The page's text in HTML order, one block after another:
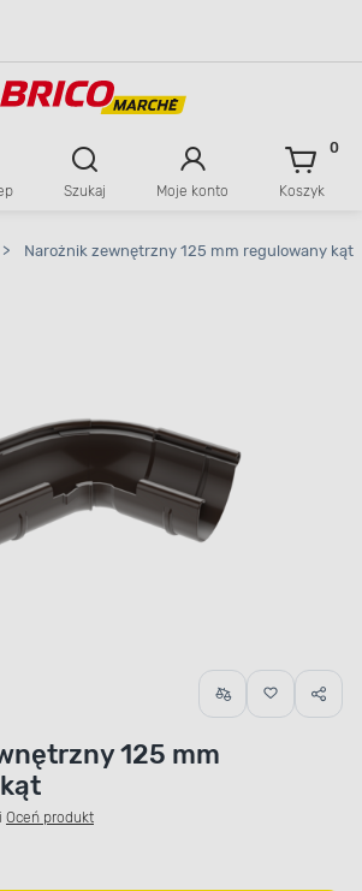
zawartości
Szukaj Moje konto Koszyk
0
> Narożnik zewnętrzny 125 mm regulowany kąt
125 mm
Oceń produkt